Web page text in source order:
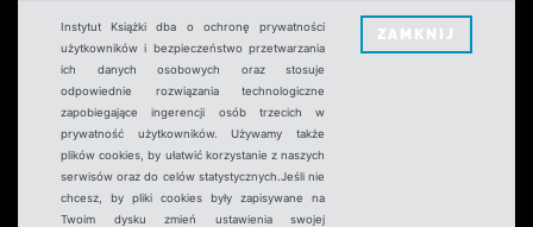
Instytut Książki dba o ochronę prywatności
użytkowników i bezpieczeństwo przetwarzania
ich danych osobowych oraz stosuje
odpowiednie rozwiązania technologiczne
zapobiegające ingerencji osób trzecich w
prywatność użytkowników. Używamy także
plików cookies, by ułatwić korzystanie z naszych
serwisów oraz do celów statystycznych.Jeśli nie
chcesz, by pliki cookies były zapisywane na
Twoim dysku zmień ustawienia swojej
ZAMKNIJ